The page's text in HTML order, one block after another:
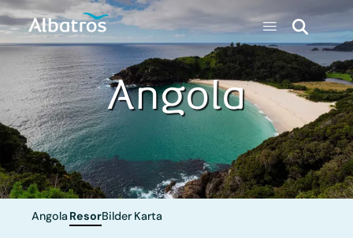
Angola
Angola ResorBilder Karta